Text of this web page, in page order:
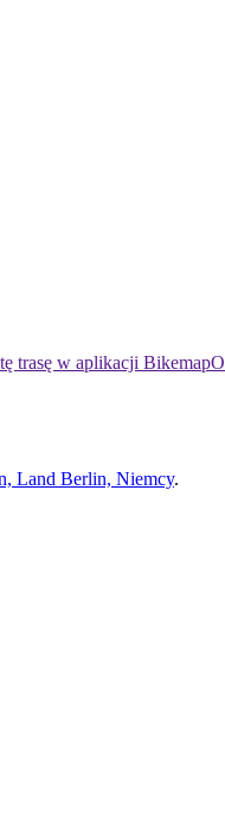
trasę w aplikacji Bikemap
Land Berlin, Niemcy.